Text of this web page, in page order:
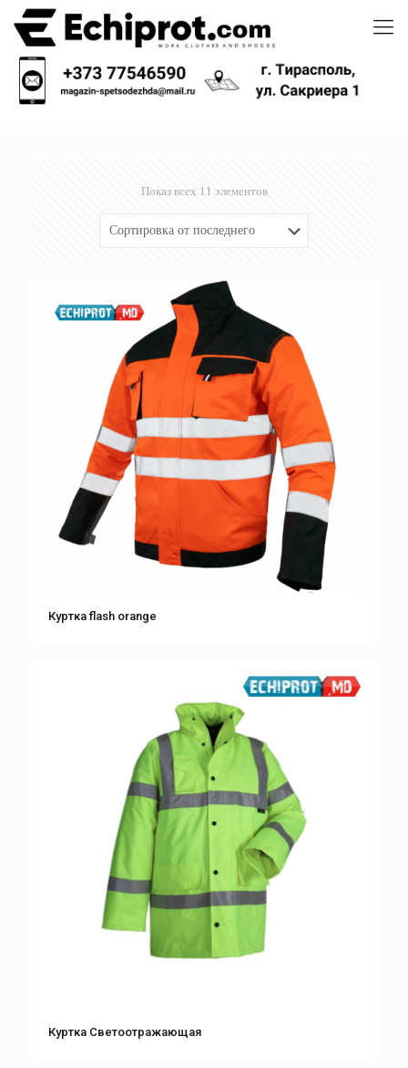
Показ всех 11 элементов
Куртка flash orange
Куртка Светоотражающая